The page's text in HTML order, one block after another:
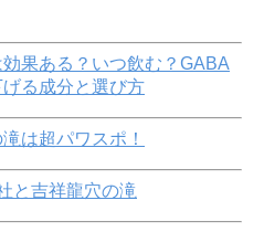
果ある？いつ飲む？GABA
る成分と選び方
は超パワスポ！
と吉祥龍穴の滝